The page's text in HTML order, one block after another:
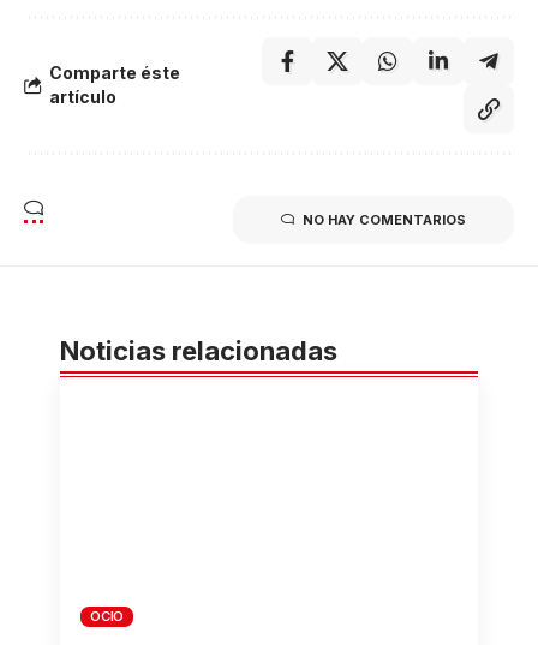
Comparte éste
artículo
NO HAY COMENTARIOS
Noticias relacionadas
OCIO